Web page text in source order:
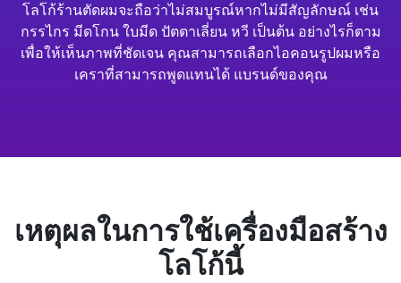
โลโก้ร้านตัดผมจะถือว่าไม่สมบูรณ์หากไม่มีสัญลักษณ์ เช่น
กรรไกร มีดโกน ใบมีด ปัตตาเลี่ยน หวี เป็นต้น อย่างไรก็ตาม
เพื่อให้เห็นภาพที่ชัดเจน คุณสามารถเลือกไอคอนรูปผมหรือ
เคราที่สามารถพูดแทนได้ แบรนด์ของคุณ
เหตุผลในการใช้เครื่องมือสร้าง
โลโก้นี้